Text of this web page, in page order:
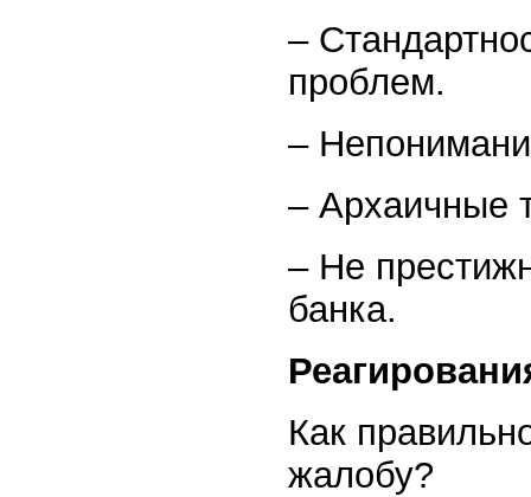
–
проблем.
–
– Архаичные
– Не
банка.
Как
жалобу?